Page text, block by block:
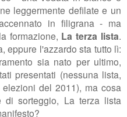
leggermente defilate e un
in filigrana - ma
formazione, La terza lista.
eppure l'azzardo sta tutto lì:
sia nato per ultimo,
presentati (nessuna lista,
del 2011), ma cosa
di sorteggio, La terza lista